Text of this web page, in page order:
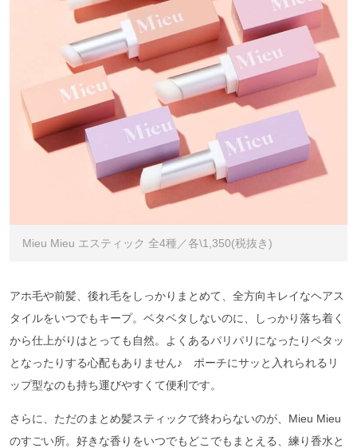
Mieu Mieu エスティック 全4種／各\1,350(税抜き)
アホ毛や前髪、後れ毛をしっかりまとめて、全方向キレイなヘアス
タイルをいつでもキープ。ベタベタしないのに、しっかり落ち着く
から仕上がりはとっても自然。よくあるパリパリになったりペタッ
となったりする心配もありません♪ ポーチにサッと入れられるリ
ップ型なのも持ち運びやすくて便利です。
さらに、ただのまとめ髪スティックで終わらないのが、Mieu Mieu
のすごい所。好きな香りをいつでもどこでもまとえる、練り香水と